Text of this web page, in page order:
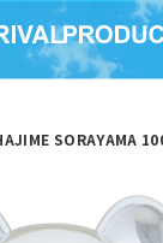
SORAYAMA